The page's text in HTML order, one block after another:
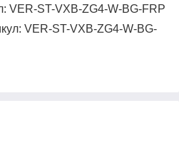
VER-ST-VXB-ZG4-W-BG-FRP
VER-ST-VXB-ZG4-W-BG-